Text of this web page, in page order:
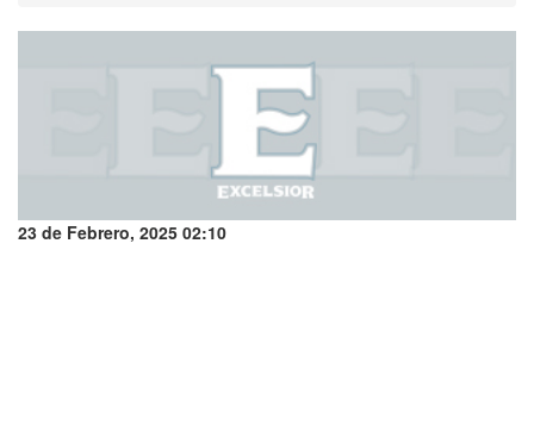
23 de Febrero, 2025 02:10